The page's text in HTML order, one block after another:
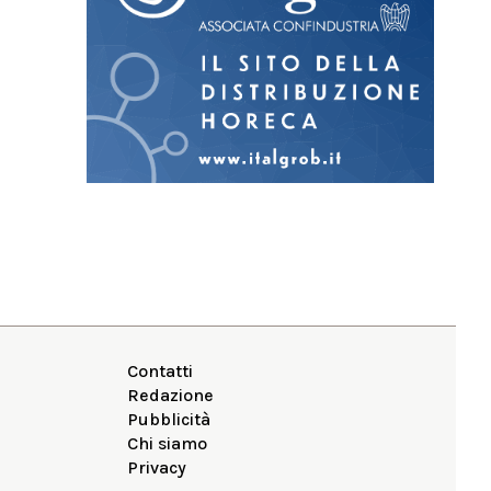
Contatti
Redazione
Pubblicità
Chi siamo
Privacy